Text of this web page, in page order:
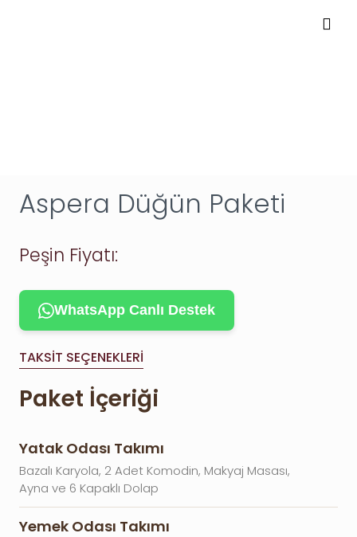
Aspera Düğün Paketi
Peşin Fiyatı:
WhatsApp Canlı Destek
TAKSIT SEÇENEKLERI
Paket İçeriği
Yatak Odası Takımı
Bazalı Karyola, 2 Adet Komodin, Makyaj Masası,
Ayna ve 6 Kapaklı Dolap
Yemek Odası Takımı